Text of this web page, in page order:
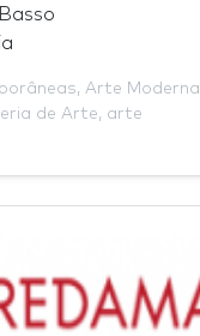
, Arte Moderna
de Arte, arte